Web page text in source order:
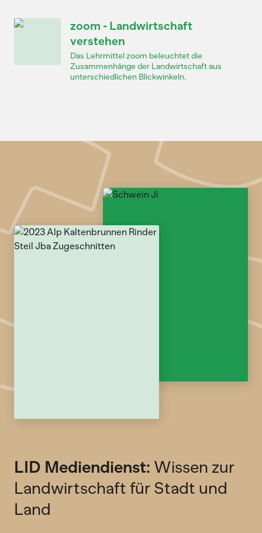
zoom - Landwirtschaft
verstehen
Das Lehrmittel zoom beleuchtet die
Zusammenhänge der Landwirtschaft aus
unterschiedlichen Blickwinkeln.
LID Mediendienst: Wissen zur
Landwirtschaft für Stadt und
Land